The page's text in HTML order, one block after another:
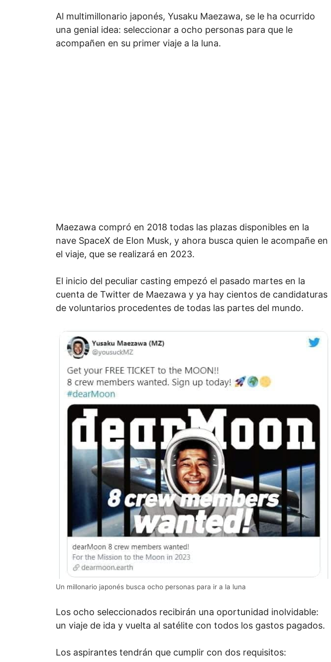
Al multimillonario japonés, Yusaku Maezawa, se le ha ocurrido
una genial idea: seleccionar a ocho personas para que le
acompañen en su primer viaje a la luna.
Maezawa compró en 2018 todas las plazas disponibles en la
nave SpaceX de Elon Musk, y ahora busca quien le acompañe en
el viaje, que se realizará en 2023.
El inicio del peculiar casting empezó el pasado martes en la
cuenta de Twitter de Maezawa y ya hay cientos de candidaturas
de voluntarios procedentes de todas las partes del mundo.
Un millonario japonés busca ocho personas para ir a la luna
Los ocho seleccionados recibirán una oportunidad inolvidable:
un viaje de ida y vuelta al satélite con todos los gastos pagados.
Los aspirantes tendrán que cumplir con dos requisitos: